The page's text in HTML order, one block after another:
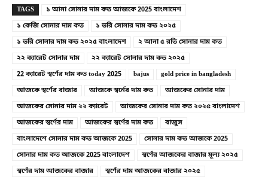
TAGS
১ আনা সোনার দাম কত আজকে 2025 বাংলাদেশ
১ কেজি সোনার দাম কত
১ ভরি সোনার দাম কত ২০২৫
১ ভরি সোনার দাম কত ২০২৫ বাংলাদেশ
২ আনা ৫ রতি সোনার দাম কত
২২ ক্যারেট সোনার দাম
২২ ক্যারেট সোনার দাম কত ২০২৫
22 ক্যারেট স্বর্ণের দাম কত today 2025
bajus
gold price in bangladesh
আজকে স্বর্ণের বাজার
আজকে স্বর্নের দাম কত
আজকের সোনার দাম
আজকের সোনার দাম ২২ ক্যারেট
আজকের সোনার দাম কত ২০২৫ বাংলাদেশ
আজকের স্বর্ণের দাম
আজকের স্বর্ণের দাম কত
বাজুস
বাংলাদেশে সোনার দাম কত আজকে 2025
সোনার দাম কত আজকে 2025
সোনার দাম কত আজকে 2025 বাংলাদেশ
স্বর্ণের আজকের বাজার মূল্য ২০২৫
স্বর্ণের দাম আজকের বাজার
স্বর্ণের দাম আজকের বাজার ২০২৫